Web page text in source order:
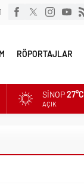
RÖPORTAJLAR
SINOP27°C
AÇIK